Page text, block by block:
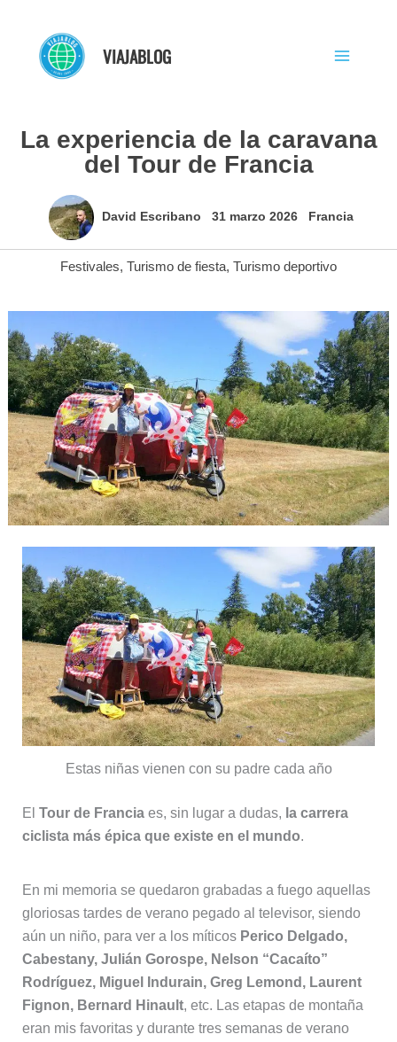
contenido
VIAJABLOG
La experiencia de la caravana
del Tour de Francia
David Escribano 31 marzo 2026 Francia
Festivales, Turismo de fiesta, Turismo deportivo
Estas niñas vienen con su padre cada año
El Tour de Franciaes, sin lugar a dudas, la carrera
ciclista más épica que existe en el mundo.
En mi memoria se quedaron grabadas a fuego aquellas
gloriosas tardes de verano pegado al televisor, siendo
aún un niño, para ver a los míticos Perico Delgado,
Cabestany, Julián Gorospe, Nelson “Cacaíto”
Rodríguez, Miguel Indurain, Greg Lemond, Laurent
Fignon, Bernard Hinault, etc. Las etapas de montaña
eran mis favoritas y durante tres semanas de verano